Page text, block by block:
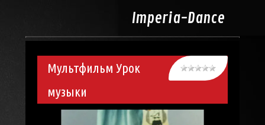
Imperia-Dance
Мультфильм Урок
музыки